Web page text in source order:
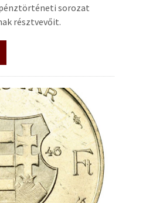
sorozat
résztvevőit.